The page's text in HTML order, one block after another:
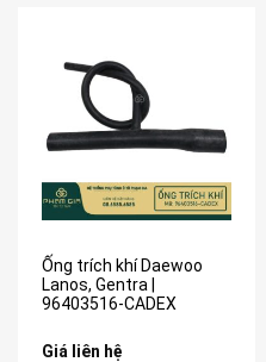
Ống trích khí Daewoo
Lanos, Gentra |
96403516-CADEX
Giá liên hệ